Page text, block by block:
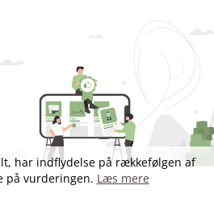
har indflydelse på rækkefølgen af
på vurderingen. Læs mere